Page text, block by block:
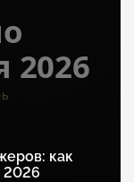
как
2026